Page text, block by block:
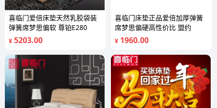
喜临门爱倍床垫天然乳胶袋装
弹簧席梦思偏软 尊铂E280
¥ 5203.00
喜临门床垫正品爱倍加厚弹簧
席梦思偏硬高性价比 盟约
¥ 1960.00